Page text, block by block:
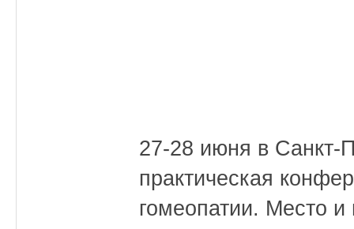
27-28 июня в Санкт-
практическая
гомеопатии. Место и